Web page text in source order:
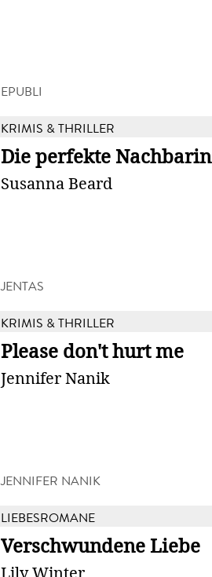
EPUBLI
KRIMIS & THRILLER
Die perfekte Nachbarin
Susanna Beard
JENTAS
KRIMIS & THRILLER
Please don't hurt me
Jennifer Nanik
JENNIFER NANIK
LIEBESROMANE
Verschwundene Liebe